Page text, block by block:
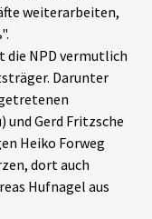
weiterarbeiten,
die NPD vermutlich
Darunter
und Gerd Fritzsche
Heiko Forweg
dort auch
Hufnagel aus